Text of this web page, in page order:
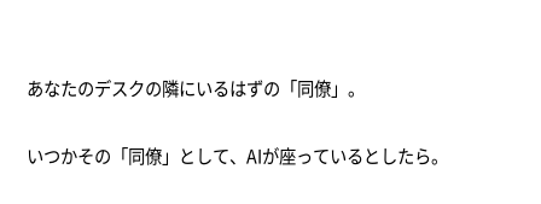
あなたのデスクの隣にいるはずの「同僚」。
いつかその「同僚」として、AIが座っているとしたら。